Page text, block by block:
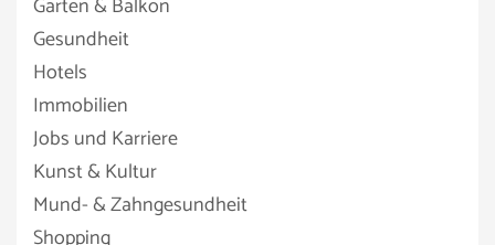
Gesundheit
Hotels
Immobilien
Jobs und Karriere
Kunst & Kultur
Mund- & Zahngesundheit
Shopping